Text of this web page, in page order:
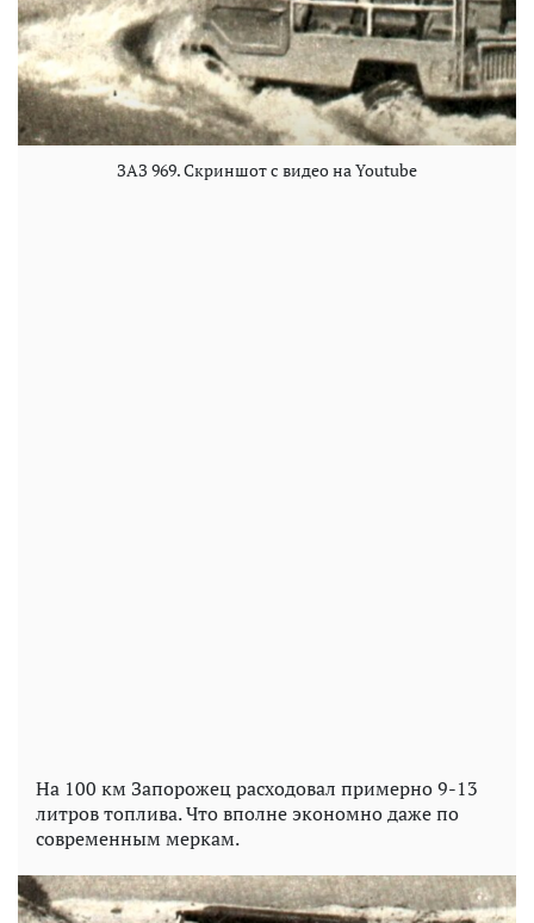
ЗАЗ 969. Скриншот с видео на Youtube
На 100 км Запорожец расходовал примерно 9-13
литров топлива. Что вполне экономно даже по
современным меркам.